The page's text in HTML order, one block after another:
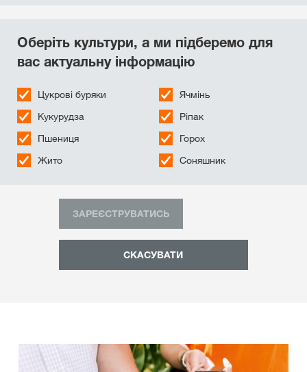
Оберіть культури, а ми підберемо для
вас актуальну інформацію
Цукровi буряки
Кукурудза
Пшениця
Жито
Ячмінь
Ріпак
Горох
Соняшник
СКАСУВАТИ
ЗАРЕЄСТРУВАТИСЬ